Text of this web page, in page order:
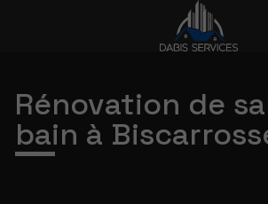
Rénovation de
bain à